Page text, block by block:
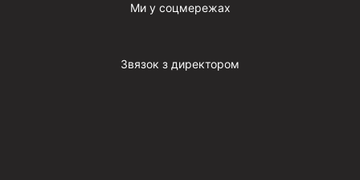
Ми у соцмережах
Звязок з директором